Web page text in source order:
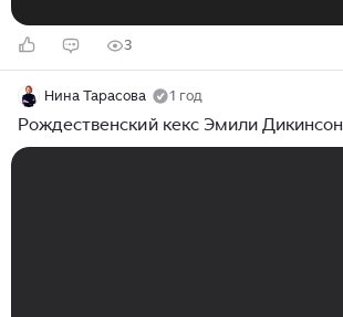
3
Нина Тарасова 1 год
Рождественский кекс Эмили Дикинсон